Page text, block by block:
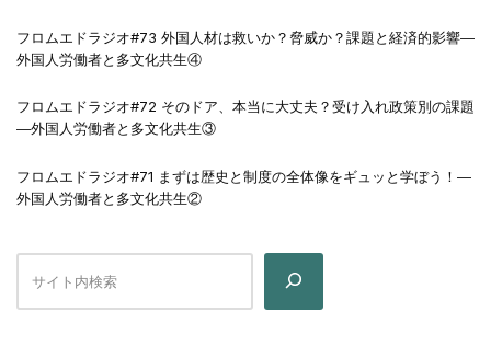
フロムエドラジオ#73 外国人材は救いか？脅威か？課題と経済的影響―
外国人労働者と多文化共生④
フロムエドラジオ#72 そのドア、本当に大丈夫？受け入れ政策別の課題
―外国人労働者と多文化共生③
フロムエドラジオ#71 まずは歴史と制度の全体像をギュッと学ぼう！―
外国人労働者と多文化共生②